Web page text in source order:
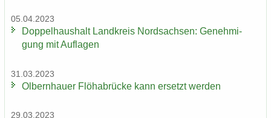
05.04.2023
Dop­pel­haus­halt Land­kreis Nord­sach­sen: Ge­neh­mi­
gung mit Auf­la­gen
31.03.2023
Ol­bern­hau­er Flöha­b­rü­cke kann er­setzt wer­den
29.03.2023